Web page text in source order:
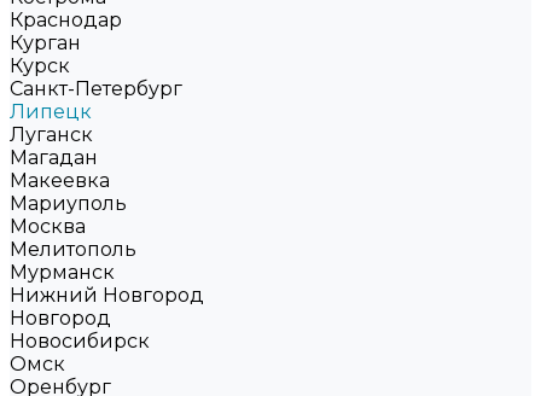
Краснодар
Курган
Курск
Санкт-Петербург
Липецк
Луганск
Магадан
Макеевка
Мариуполь
Москва
Мелитополь
Мурманск
Нижний Новгород
Новгород
Новосибирск
Омск
Оренбург